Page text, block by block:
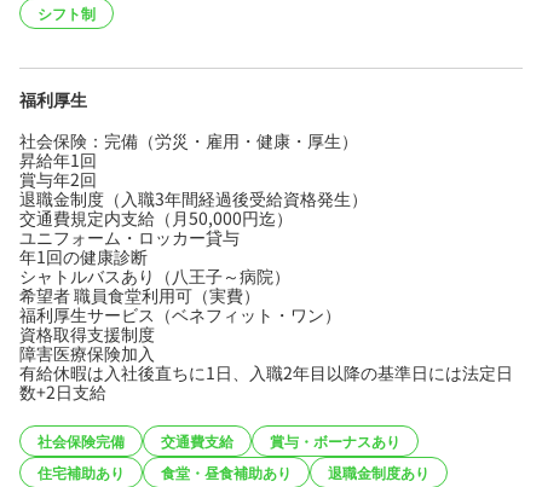
シフト制
福利厚生
社会保険：完備（労災・雇用・健康・厚生）
昇給年1回
賞与年2回
退職金制度（入職3年間経過後受給資格発生）
交通費規定内支給（月50,000円迄）
ユニフォーム・ロッカー貸与
年1回の健康診断
シャトルバスあり（八王子～病院）
希望者 職員食堂利用可（実費）
福利厚生サービス（ベネフィット・ワン）
資格取得支援制度
障害医療保険加入
有給休暇は入社後直ちに1日、入職2年目以降の基準日には法定日
数+2日支給
社会保険完備 交通費支給
賞与・ボーナスあり
住宅補助あり
食堂・昼食補助あり 退職金制度あり